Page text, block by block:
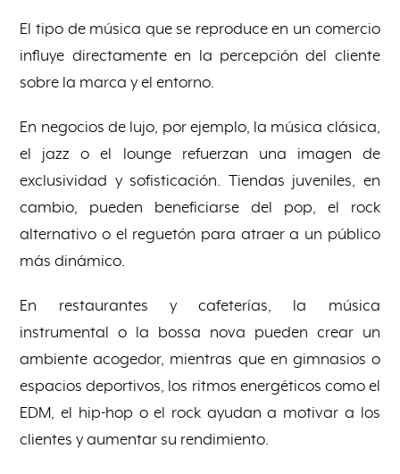
El tipo de música que se reproduce en un comercio
influye directamente en la percepción del cliente
sobre la marca y el entorno.
En negocios de lujo, por ejemplo, la música clásica,
el jazz o el lounge refuerzan una imagen de
exclusividad y sofisticación. Tiendas juveniles, en
cambio, pueden beneficiarse del pop, el rock
alternativo o el reguetón para atraer a un público
más dinámico.
En restaurantes y cafeterías, la música
instrumental o la bossa nova pueden crear un
ambiente acogedor, mientras que en gimnasios o
espacios deportivos, los ritmos energéticos como el
EDM, el hip-hop o el rock ayudan a motivar a los
clientes y aumentar su rendimiento.